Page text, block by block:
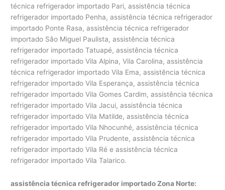
técnica refrigerador importado Pari, assistência técnica
refrigerador importado Penha, assistência técnica refrigerador
importado Ponte Rasa, assistência técnica refrigerador
importado São Miguel Paulista, assistência técnica
refrigerador importado Tatuapé, assistência técnica
refrigerador importado Vila Alpina, Vila Carolina, assistência
técnica refrigerador importado Vila Ema, assistência técnica
refrigerador importado Vila Esperança, assistência técnica
refrigerador importado Vila Gomes Cardim, assistência técnica
refrigerador importado Vila Jacui, assistência técnica
refrigerador importado Vila Matilde, assistência técnica
refrigerador importado Vila Nhocunhé, assistência técnica
refrigerador importado Vila Prudente, assistência técnica
refrigerador importado Vila Ré e assistência técnica
refrigerador importado Vila Talarico.
assistência técnica refrigerador importado Zona Norte: